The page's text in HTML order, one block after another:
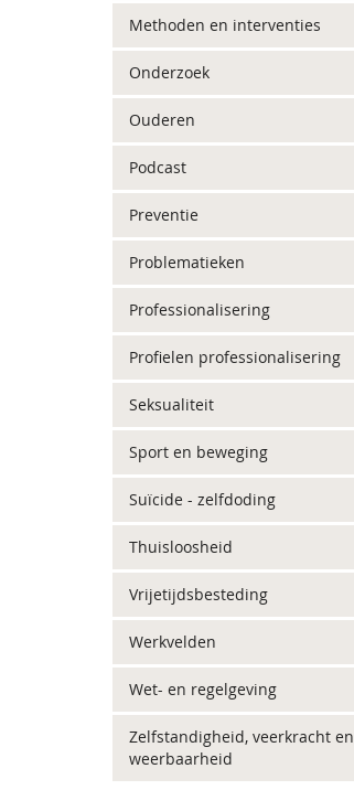
Methoden en interventies
Onderzoek
Ouderen
Podcast
Preventie
Problematieken
Professionalisering
Profielen professionalisering
Seksualiteit
Sport en beweging
Suïcide - zelfdoding
Thuisloosheid
Vrijetijdsbesteding
Werkvelden
Wet- en regelgeving
Zelfstandigheid, veerkracht en
weerbaarheid